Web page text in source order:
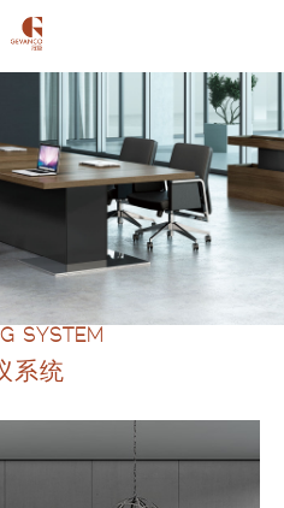
SYSTEM
系统